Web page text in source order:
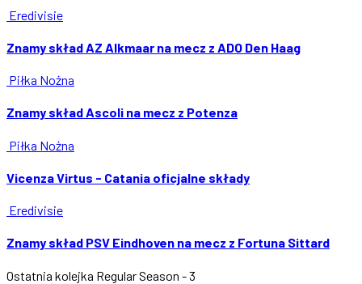
Eredivisie
Znamy skład AZ Alkmaar na mecz z ADO Den Haag
Piłka Nożna
Znamy skład Ascoli na mecz z Potenza
Piłka Nożna
Vicenza Virtus - Catania oficjalne składy
Eredivisie
Znamy skład PSV Eindhoven na mecz z Fortuna Sittard
Ostatnia kolejka Regular Season - 3